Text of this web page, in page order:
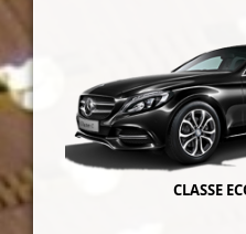
CLASSE